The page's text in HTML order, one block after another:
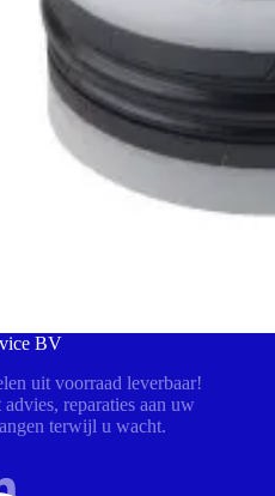
BV
uit voorraad leverbaar!
reparaties aan uw
terwijl u wacht.